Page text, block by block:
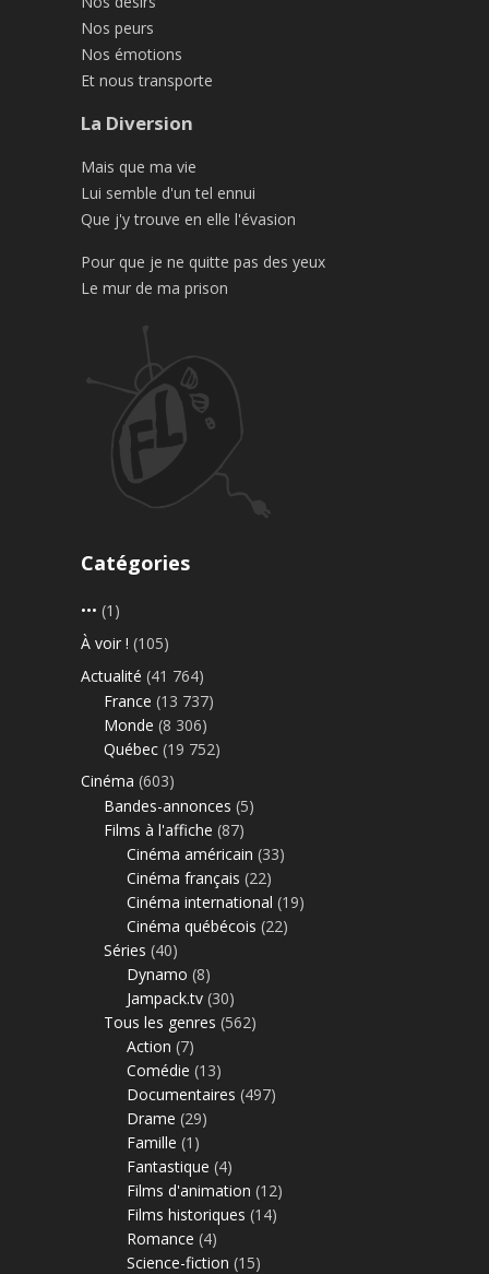
Nos peurs
Nos émotions
Et nous transporte
La Diversion
Mais que ma vie
Lui semble d'un tel ennui
Que j'y trouve en elle l'évasion
Pour que je ne quitte pas des yeux
Le mur de ma prison
Catégories
••• (1)
À voir ! (105)
Actualité (41 764)
France (13 737)
Monde (8 306)
Québec (19 752)
Cinéma (603)
Bandes-annonces (5)
Films à l'affiche (87)
Cinéma américain (33)
Cinéma français (22)
Cinéma international (19)
Cinéma québécois (22)
Séries (40)
Dynamo (8)
Jampack.tv (30)
Tous les genres (562)
Action (7)
Comédie (13)
Documentaires (497)
Drame (29)
Famille (1)
Fantastique (4)
Films d'animation (12)
Films historiques (14)
Romance (4)
Science-fiction (15)